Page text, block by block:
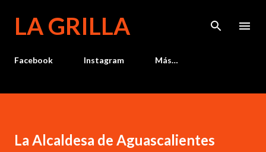
LA GRILLA
Facebook Instagram Más…
La Alcaldesa de Aguascalientes